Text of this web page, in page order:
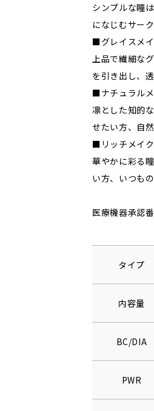
シンプルな瞳
になじむサー
■グレイスメ
上品で繊細な
を引き出し、
■ナチュラル
凛とした知的
せたい方、自
■リッチメイク
華やかに彩る
い方、いつも
医療機器承認
タイプ
内容量
BC/DIA
PWR